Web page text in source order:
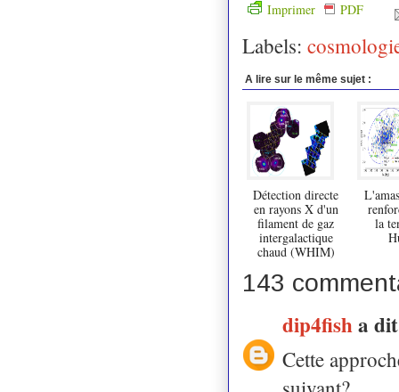
Imprimer PDF
Labels:
A lire sur le même sujet :
Détection directe
en rayons X d'un
filament de gaz
intergalactique
chaud (WHIM)
la
143
dip4fisha
Cette